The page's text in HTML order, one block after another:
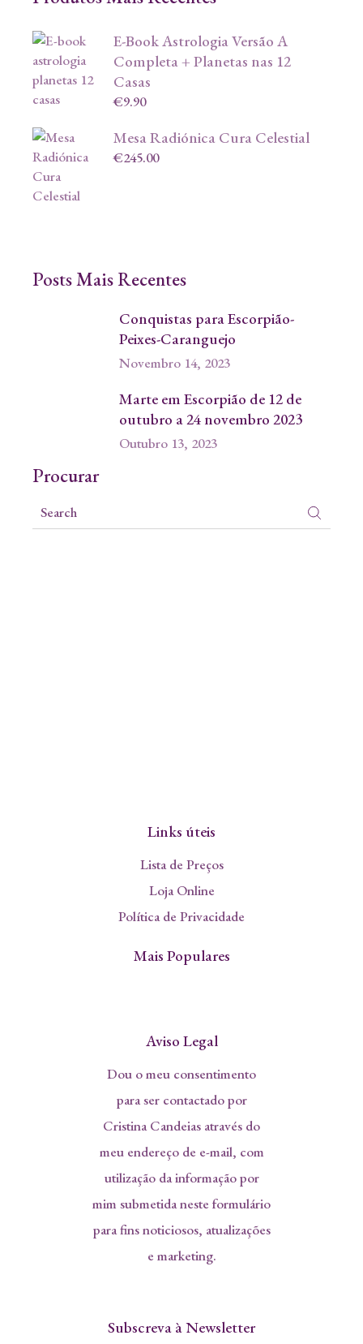
E-Book Astrologia Versão A
Completa + Planetas nas 12
Casas
€9.90
Mesa Radiónica Cura Celestial
€245.00
Posts Mais Recentes
Conquistas para Escorpião-
Peixes-Caranguejo
Novembro 14, 2023
Marte em Escorpião de 12 de
outubro a 24 novembro 2023
Outubro 13, 2023
Procurar
Links úteis
Lista de Preços
Loja Online
Política de Privacidade
Mais Populares
Aviso Legal
Dou o meu consentimento
para ser contactado por
Cristina Candeias através do
meu endereço de e-mail, com
utilização da informação por
mim submetida neste formulário
para fins noticiosos, atualizações
e marketing.
Subscreva à Newsletter